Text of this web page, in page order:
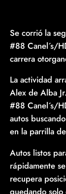
Se corrió la
#88 Canel´s/
carrera
La actividad
Alex de Alba
#88 Canel´s/
autos
en la parrilla
Autos listos
rápidamente
recupera
quedando